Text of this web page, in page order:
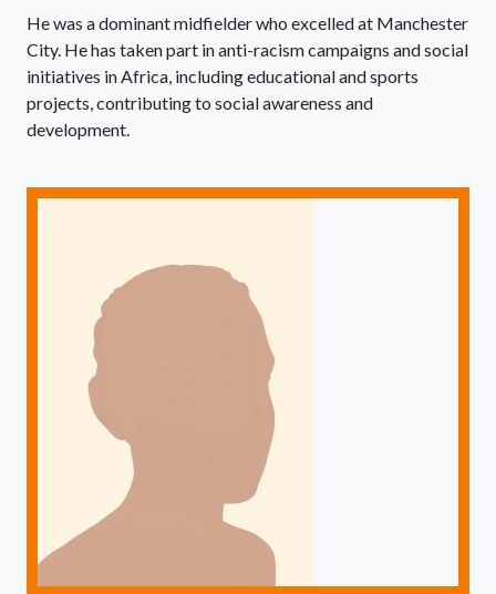
He was a dominant midfielder who excelled at Manchester
City. He has taken part in anti-racism campaigns and social
initiatives in Africa, including educational and sports
projects, contributing to social awareness and
development.